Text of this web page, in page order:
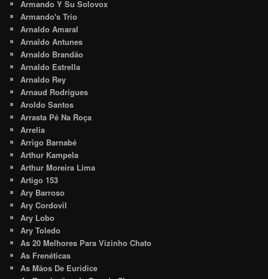
Armando Y Su Solovox
Armando's Trio
Arnaldo Amaral
Arnaldo Antunes
Arnaldo Brandão
Arnaldo Estrella
Arnaldo Rey
Arnaud Rodrigues
Aroldo Santos
Arrasta Pé Na Roça
Arrelia
Arrigo Barnabé
Arthur Kampela
Arthur Moreira Lima
Artigo 153
Ary Barroso
Ary Cordovil
Ary Lobo
Ary Toledo
As 20 Melhores Para Vizinho Chato
As Frenéticas
As Mãos De Euridice